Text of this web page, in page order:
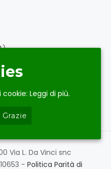
Via L. Da Vinci snc
- Politica Parità di
cookie: Leggi di più.